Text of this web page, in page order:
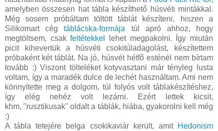
amelyben összesen hat tábla készíthető húsvéti mintákkal.
Még sosem próbáltam töltött táblát készíteni, hiszen a
Silikomart cégtáblácska-formája túl apró ahhoz, hogy
megtöltsem, csakfeltétekkel
lehet megpakolni. Így miután
picit kihevertük a húsvéti csokitúladagolást, készítettem
próbaként két táblát. Na jó, húsvét hétfő esténél nem bírtam
tovább :) Viszont tölteléket kotyvasztani már tényleg lusta
voltam, így a maradék dulce de lechét használtam. Ami nem
könnyítette meg a dolgom, túl folyós volt táblakészítéshez,
így elég nehéz volt lezárni. Ezért lettek kicsit,
khm, "rusztikusak" oldalt a táblák, hiába, gyakorolni kell még
:)
A tábla tetejére belga csokikaviár került, amit Hedonism